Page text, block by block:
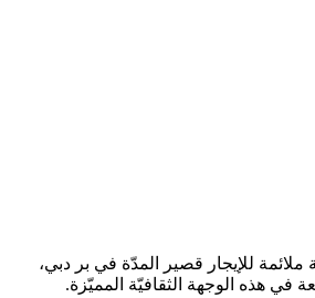
للإيجار قصير المدّة في بر دبي،
هذه الوجهة الثقافيّة المميّزة.